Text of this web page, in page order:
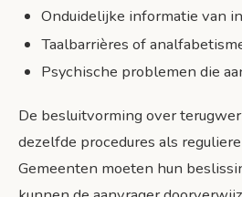
Onduidelijke informatie van
Taalbarrières of
Psychische problemen die
De besluitvorming over
dezelfde procedures als
Gemeenten moeten hun